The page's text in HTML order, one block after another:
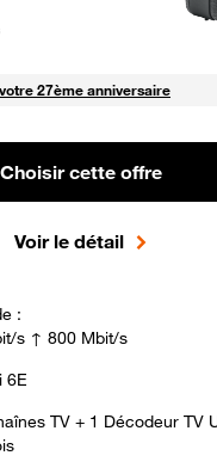
27ème anniversaire
Choisir cette offre
Voir le détail
:
s ↑ 800 Mbit/s
6E
TV + 1 Décodeur TV